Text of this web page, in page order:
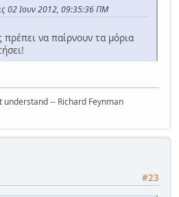
02 Ιουν 2012, 09:35:36 ΠΜ
πρέπει να παίρνουν τα μόρια
-- Richard Feynman
#23